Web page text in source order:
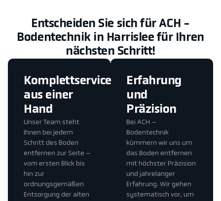
Entscheiden Sie sich für ACH -
Bodentechnik in Harrislee für Ihren
nächsten Schritt!
Erfahrung
und
Präzision
Bei ACH –
Bodentechnik
kümmern wir uns um
das Boden entfernen
mit höchster Präzision
und jahrelanger
Erfahrung. Wir gehen
systematisch vor, um
Komplettservice
aus einer
Hand
Unser Team steht
Ihnen bei jedem
Schritt des Boden
entfernen zur Seite –
vom ersten Blick bis
hin zur
ordnungsgemäßen
Entsorgung der alten